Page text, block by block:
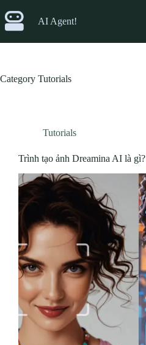
to
content
AI Agent!
Category Tutorials
Tutorials
Trình tạo ảnh Dreamina AI là gì?